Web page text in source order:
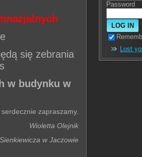
się zebrania
w budynku w
zapraszamy.
Wioletta Olejnik
w Jaczowie
Password
Lost